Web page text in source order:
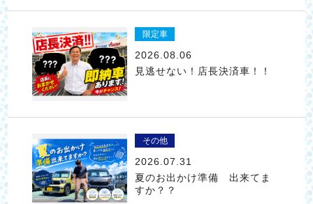
限定車
2026.08.06
見逃せない！店長決済車！！
その他
2026.07.31
夏のお出かけ準備 出来てま
すか？？